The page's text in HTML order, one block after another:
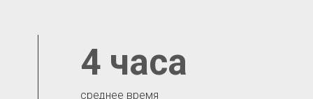
среднее время
4 часа